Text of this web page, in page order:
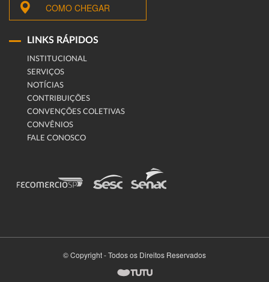
COMO CHEGAR
LINKS RÁPIDOS
INSTITUCIONAL
SERVIÇOS
NOTÍCIAS
CONTRIBUIÇÕES
CONVENÇÕES COLETIVAS
CONVÊNIOS
FALE CONOSCO
© Copyright - Todos os Direitos Reservados